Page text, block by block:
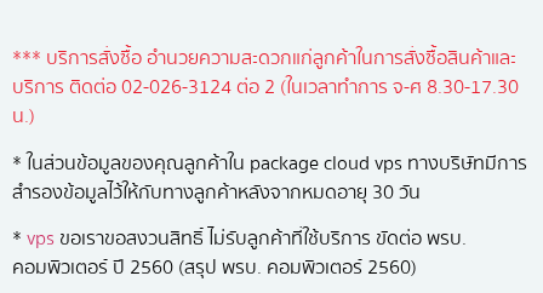
*** บริการสั่งซื้อ อำนวยความสะดวกแก่ลูกค้าในการสั่งซื้อสินค้าและ
บริการ ติดต่อ 02-026-3124 ต่อ 2 (ในเวลาทำการ จ-ศ 8.30-17.30
น.)
* ในส่วนข้อมูลของคุณลูกค้าใน package cloud vps ทางบริษัทมีการ
สำรองข้อมูลไว้ให้กับทางลูกค้าหลังจากหมดอายุ 30 วัน
*vps ขอเราขอสงวนสิทธิ์ ไม่รับลูกค้าที่ใช้บริการ ขัดต่อ พรบ.
คอมพิวเตอร์ ปี 2560 (สรุป พรบ. คอมพิวเตอร์ 2560)